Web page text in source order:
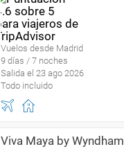
Vuelos desde Madrid
9 días / 7 noches
Salida el 23 ago 2026
Todo incluido
Viva Maya by Wyndham